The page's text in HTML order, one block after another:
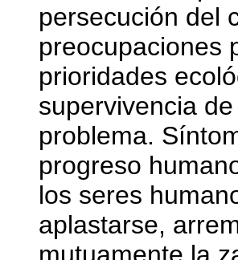
persecución del
preocupaciones
prioridades
supervivencia
problema.
progreso
los seres
aplastarse,